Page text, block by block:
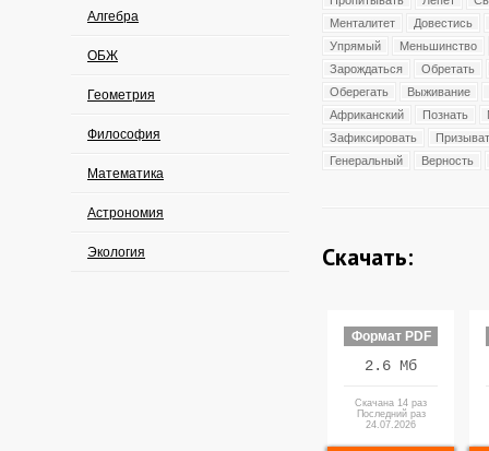
Алгебра
ОБЖ
Геометрия
Философия
Математика
Астрономия
Экология
Менталитет
Довестись
Упрямый
Меньшинство
Зарождаться
Обретать
Оберегать
Выживание
Африканский
Познать
Зафиксировать
Генеральный
Верность
Скачать:
Формат PDF
2.6 Мб
Скачана 14 раз
Последний раз
24.07.2026